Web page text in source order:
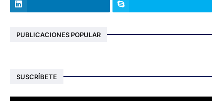
PUBLICACIONES POPULAR
SUSCRÍBETE